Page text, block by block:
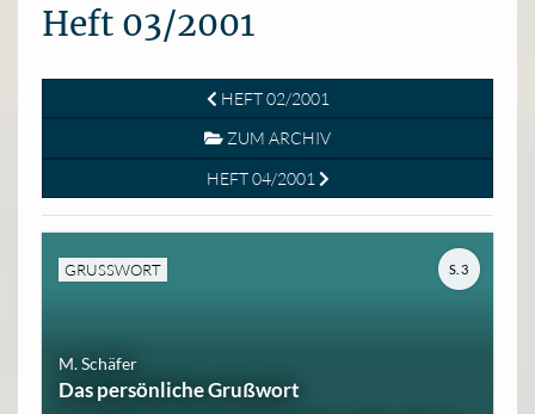
Heft 03/2001
HEFT 02/2001
ZUM ARCHIV
HEFT 04/2001
GRUSSWORT
M. Schäfer
Das persönliche Grußwort
S. 3